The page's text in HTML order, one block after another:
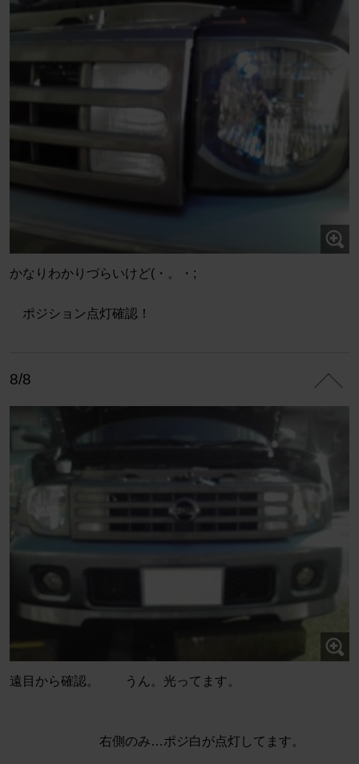
かなりわかりづらいけど(・。・;
ポジション点灯確認！
8/8
遠目から確認。 うん。光ってます。
右側のみ…ポジ白が点灯してます。